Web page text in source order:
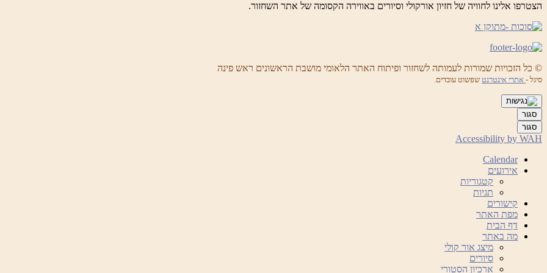
הצטרפו אלינו לחוויה של חזיון אורקולי וסיורים באווירה הקסומה של אתר השחזור.
© כל הזכויות שמורות לעמותה לשחזור ופיתוח האתר הלאומי מושבת הראשונים ראש פינה
סיגל - אתרי אינטרנט שפשוט עובדים.
סגור
סגור
Accessibility by WAH
Calendar
אירועים
קטגוריות
תגיות
קישורים
מפת האתר
דף הבית
מה באתר
מיצג אור קולי
סיורים
ארכיון הסטורי